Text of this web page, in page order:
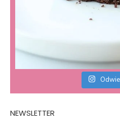
NEWSLETTER